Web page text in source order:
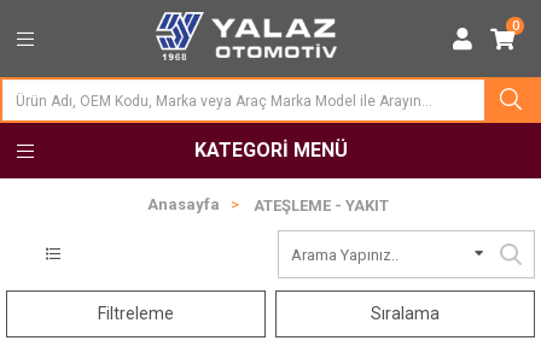
0
KATEGORI MENÜ
Anasayfa ATEŞLEME - YAKIT
Filtreleme Sıralama